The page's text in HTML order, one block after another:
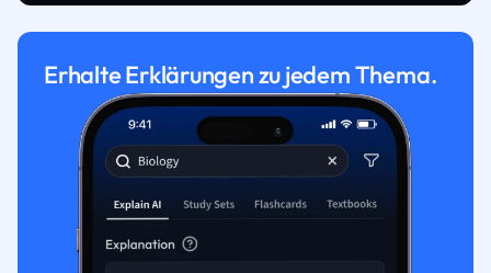
Erhalte Erklärungen zu jedem Thema.